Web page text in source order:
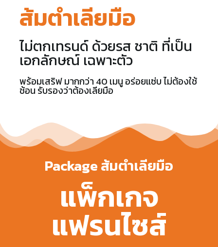
ส้มตำเลียมือ
ไม่ตกเทรนด์ ด้วยรส ชาติ ที่เป็น
เอกลักษณ์ เฉพาะตัว
พร้อมเสริฟ มากกว่า 40 เมนู อร่อยแซ่บ ไม่ต้องใช้
ช้อน รับรองว่าต้องเลียมือ
Package ส้มตำเลียมือ
แพ็กเกจ
แฟรนไซส์